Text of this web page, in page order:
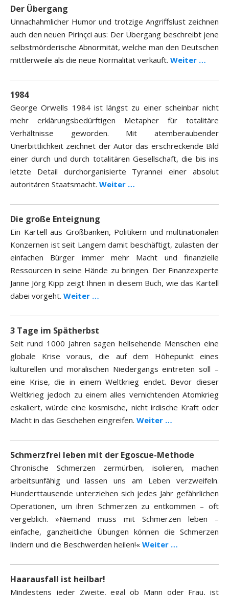
Der Übergang
Unnachahmlicher Humor und trotzige Angriffslust zeichnen
auch den neuen Pirinçci aus: Der Übergang beschreibt jene
selbstmörderische Abnormität, welche man den Deutschen
mittlerweile als die neue Normalität verkauft. Weiter …
1984
George Orwells 1984 ist längst zu einer scheinbar nicht
mehr erklärungsbedürftigen Metapher für totalitäre
Verhältnisse geworden. Mit atemberaubender
Unerbittlichkeit zeichnet der Autor das erschreckende Bild
einer durch und durch totalitären Gesellschaft, die bis ins
letzte Detail durchorganisierte Tyrannei einer absolut
autoritären Staatsmacht. Weiter …
Die große Enteignung
Ein Kartell aus Großbanken, Politikern und multinationalen
Konzernen ist seit Langem damit beschäftigt, zulasten der
einfachen Bürger immer mehr Macht und finanzielle
Ressourcen in seine Hände zu bringen. Der Finanzexperte
Janne Jörg Kipp zeigt Ihnen in diesem Buch, wie das Kartell
dabei vorgeht. Weiter …
3 Tage im Spätherbst
Seit rund 1000 Jahren sagen hellsehende Menschen eine
globale Krise voraus, die auf dem Höhepunkt eines
kulturellen und moralischen Niedergangs eintreten soll –
eine Krise, die in einem Weltkrieg endet. Bevor dieser
Weltkrieg jedoch zu einem alles vernichtenden Atomkrieg
eskaliert, würde eine kosmische, nicht irdische Kraft oder
Macht in das Geschehen eingreifen. Weiter …
Schmerzfrei leben mit der Egoscue-Methode
Chronische Schmerzen zermürben, isolieren, machen
arbeitsunfähig und lassen uns am Leben verzweifeln.
Hunderttausende unterziehen sich jedes Jahr gefährlichen
Operationen, um ihren Schmerzen zu entkommen – oft
vergeblich. »Niemand muss mit Schmerzen leben –
einfache, ganzheitliche Übungen können die Schmerzen
lindern und die Beschwerden heilen!« Weiter …
Haarausfall ist heilbar!
Mindestens jeder Zweite, egal ob Mann oder Frau, ist